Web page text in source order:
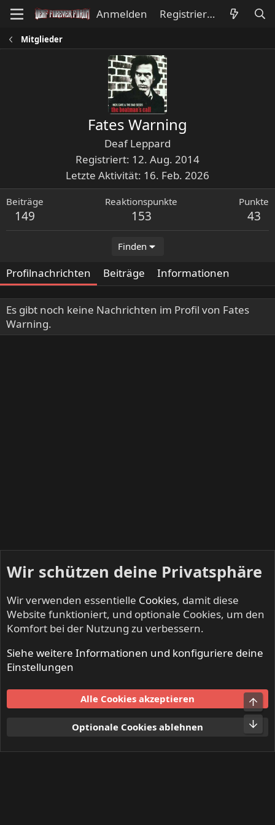
Anmelden Registrieren
Mitglieder
Fates Warning
Deaf Leppard
Registriert 12. Aug. 2014
Letzte Aktivität 16. Feb. 2026
Beiträge
149
Reaktionspunkte
153
Punkte
43
Finden
Profilnachrichten Beiträge Informationen
Es gibt noch keine Nachrichten im Profil von Fates
Warning.
Mitglieder
Nutzungsbedingungen
Datenschutz
S
Wir schützen deine Privatsphäre
Wir verwenden essentielle Cookies, damit diese
Website funktioniert, und optionale Cookies, um den
Komfort bei der Nutzung zu verbessern.
Siehe weitere Informationen und konfiguriere deine
Einstellungen
Alle Cookies akzeptieren
Optionale Cookies ablehnen